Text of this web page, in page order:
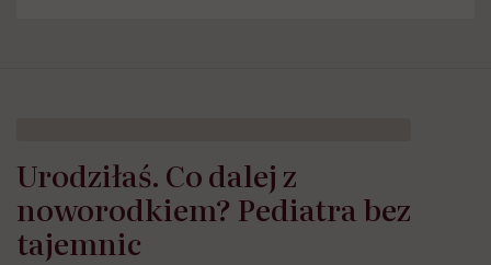
Urodziłaś. Co dalej z
noworodkiem? Pediatra bez
tajemnic